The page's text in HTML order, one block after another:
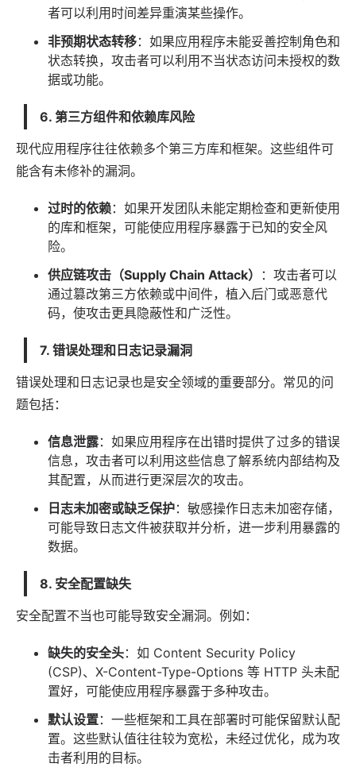
者可以利用时间差异重演某些操作。
非预期状态转移：如果应用程序未能妥善控制角色和
状态转换，攻击者可以利用不当状态访问未授权的数
据或功能。
6. 第三方组件和依赖库风险
现代应用程序往往依赖多个第三方库和框架。这些组件可
能含有未修补的漏洞。
过时的依赖：如果开发团队未能定期检查和更新使用
的库和框架，可能使应用程序暴露于已知的安全风
险。
供应链攻击（Supply Chain Attack）
：攻击者可以
通过篡改第三方依赖或中间件，植入后门或恶意代
码，使攻击更具隐蔽性和广泛性。
7. 错误处理和日志记录漏洞
错误处理和日志记录也是安全领域的重要部分。常见的问
题包括：
信息泄露：如果应用程序在出错时提供了过多的错误
信息，攻击者可以利用这些信息了解系统内部结构及
其配置，从而进行更深层次的攻击。
日志未加密或缺乏保护：敏感操作日志未加密存储，
可能导致日志文件被获取并分析，进一步利用暴露的
数据。
8. 安全配置缺失
安全配置不当也可能导致安全漏洞。例如：
缺失的安全头：如 Content Security Policy
(CSP)、X-Content-Type-Options 等 HTTP 头未配
置好，可能使应用程序暴露于多种攻击。
默认设置：一些框架和工具在部署时可能保留默认配
置。这些默认值往往较为宽松，未经过优化，成为攻
击者利用的目标。